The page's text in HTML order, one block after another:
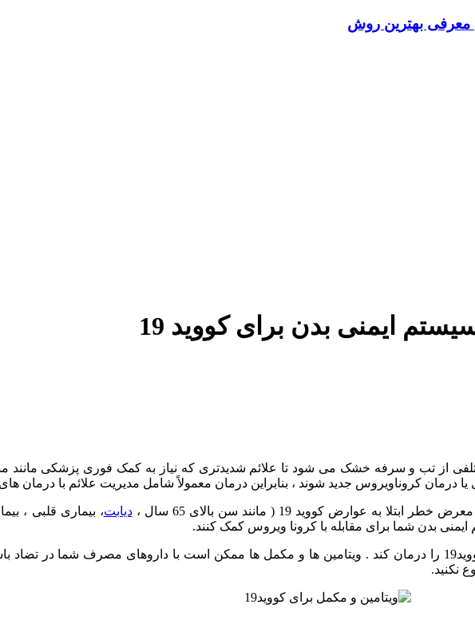
بهترین روش
ایمنی بدن برای کووید 19
های مختلفی از تب و سرفه خشک می شود تا علائم شدیدتری که نیاز به کمک فوری پزشکی
کروناویروس جدید شوند ، بنابراین درمان معمولاً شامل مدیریت علائم با درمان
کووید 19 ( مانند سن بالای 65 سال ، دیابت، بیماری قلبی ،
بدن شما برای مقابله با کرونا ویروس کمک کنند.
توجه به این نکته حائز اهمیت است که هیچ ویتامین و یا مکمل نمی تواند کووید19 را درمان کند . ویتامین ها و مکمل ها ممکن است با
نکنید.